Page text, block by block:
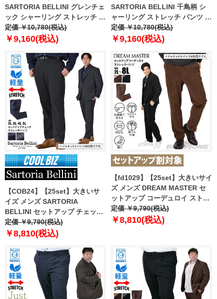
SARTORIA BELLINI グレンチェ
ック シャーリング ストレッチ パ
ンツ 軽量 ウォッシャブル
azs25234-sps
定価 ￥10,780(税込)
￥9,160(税込)
SARTORIA BELLINI 千鳥柄 シ
ャーリング ストレッチ パンツ 軽
量 ウォッシャブル スマリラ
azs25235-sps
定価 ￥10,780(税込)
￥9,160(税込)
【COB24】【25set】大きいサ
イズ メンズ SARTORIA
BELLINI セットアップ チェック
ストレッチ パンツ 軽量 ウォッシ
ャブル イージーケア azps2418-
定価 ￥9,790(税込)
￥8,810(税込)
【fd1029】【25set】大きいサイ
ズ メンズ DREAM MASTER セ
ットアップ コーデュロイ ストレ
ッチ パンツ 軽量 ウォッシャブル
スマリラ azw2518-sp2
定価 ￥9,790(税込)
￥8,810(税込)